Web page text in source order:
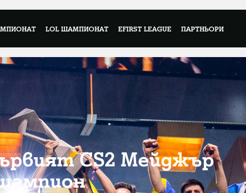
LOL ШАМПИОНАТ EFIRST LEAGUE ПАРТНЬОРИ
CS2 Мейджър